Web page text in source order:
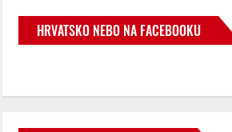
HRVATSKO NEBO NA FACEBOOKU